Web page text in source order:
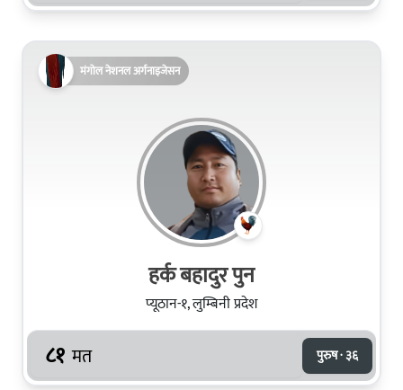
मंगोल नेशनल अर्गनाइजेसन
हर्क बहादुर पुन
प्यूठान-१, लुम्बिनी प्रदेश
८१ मत पुरुष · ३६